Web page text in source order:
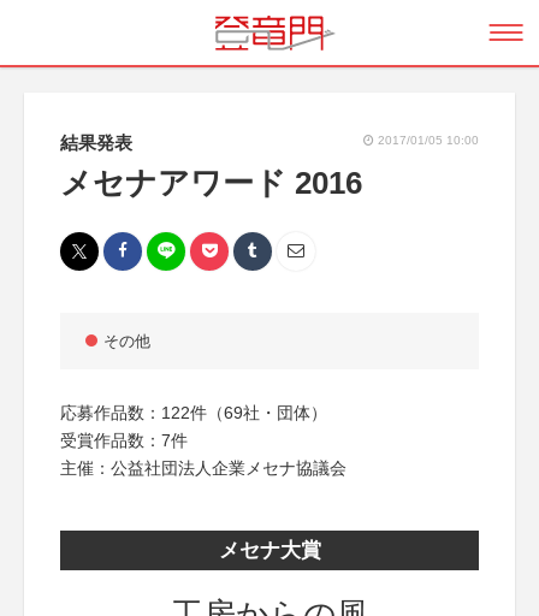
結果発表 2017/01/05 10:00
メセナアワード 2016
その他
応募作品数：122件（69社・団体）
受賞作品数：7件
主催：公益社団法人企業メセナ協議会
メセナ大賞